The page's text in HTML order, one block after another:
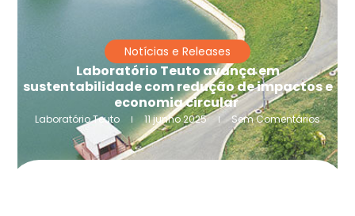
Notícias e Releases
Laboratório Teuto avança em
sustentabilidade com redução de impactos e
economia circular
Laboratório Teuto 11 junho 2025 Sem Comentários